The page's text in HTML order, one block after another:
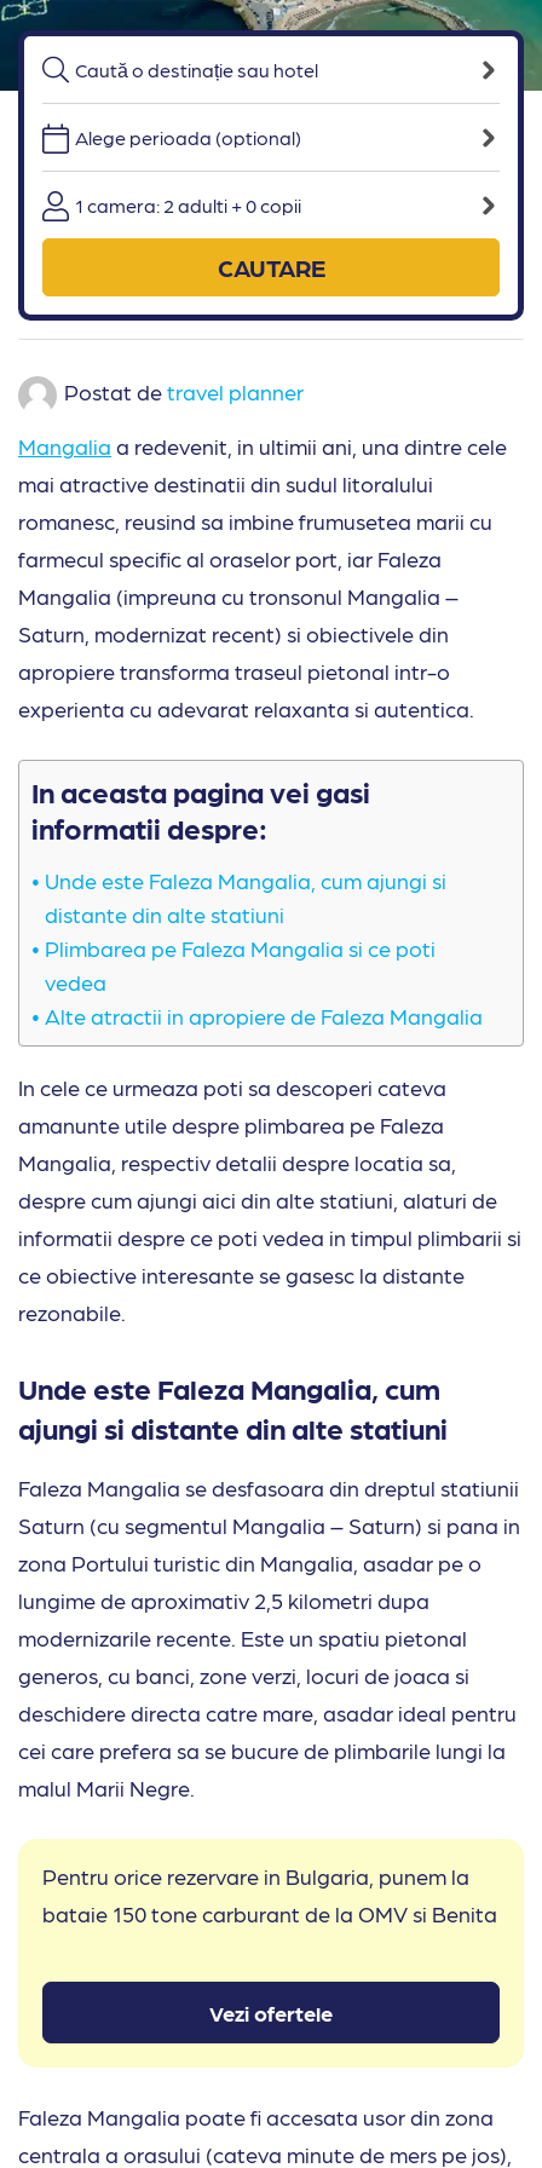
Alege perioada (optional)
1 camera: 2 adulti + 0 copii
CAUTARE
Postat detravel planner
Mangalia a redevenit, in ultimii ani, una dintre cele
mai atractive destinatii din sudul litoralului
romanesc, reusind sa imbine frumusetea marii cu
farmecul specific al oraselor port, iar Faleza
Mangalia (impreuna cu tronsonul Mangalia –
Saturn, modernizat recent) si obiectivele din
apropiere transforma traseul pietonal intr-o
experienta cu adevarat relaxanta si autentica.
In aceasta pagina vei gasi
informatii despre:
Unde este Faleza Mangalia, cum ajungi si
distante din alte statiuni
Plimbarea pe Faleza Mangalia si ce poti
vedea
Alte atractii in apropiere de Faleza Mangalia
In cele ce urmeaza poti sa descoperi cateva
amanunte utile despre plimbarea pe Faleza
Mangalia, respectiv detalii despre locatia sa,
despre cum ajungi aici din alte statiuni, alaturi de
informatii despre ce poti vedea in timpul plimbarii si
ce obiective interesante se gasesc la distante
rezonabile.
Unde este Faleza Mangalia, cum
ajungi si distante din alte statiuni
Faleza Mangalia se desfasoara din dreptul statiunii
Saturn (cu segmentul Mangalia – Saturn) si pana in
zona Portului turistic din Mangalia, asadar pe o
lungime de aproximativ 2,5 kilometri dupa
modernizarile recente. Este un spatiu pietonal
generos, cu banci, zone verzi, locuri de joaca si
deschidere directa catre mare, asadar ideal pentru
cei care prefera sa se bucure de plimbarile lungi la
malul Marii Negre.
Pentru orice rezervare in Bulgaria, punem la
bataie 150 tone carburant de la OMV si Benita
Vezi ofertele
Faleza Mangalia poate fi accesata usor din zona
centrala a orasului (cateva minute de mers pe jos),